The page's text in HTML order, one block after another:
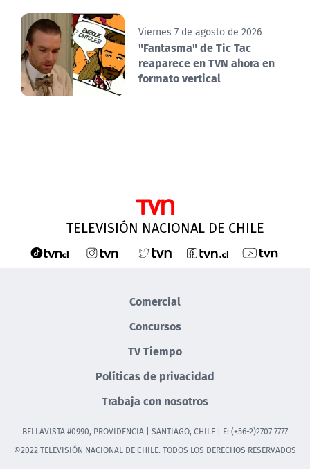
Viernes 7 de agosto de 2026
"Fantasma" de Tic Tac
reaparece en TVN ahora en
formato vertical
TELEVISIÓN NACIONAL DE CHILE
Comercial
Concursos
TV Tiempo
Políticas de privacidad
Trabaja con nosotros
BELLAVISTA #0990, PROVIDENCIA | SANTIAGO, CHILE | F: (+56-2)2707 7777
©2022 TELEVISIÓN NACIONAL DE CHILE. TODOS LOS DERECHOS RESERVADOS